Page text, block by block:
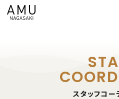
スタッフコー